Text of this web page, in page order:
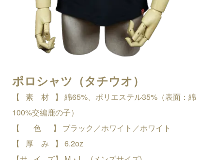
ポロシャツ（タチウオ）
【 素 材 】 綿65%、ポリエステル35%（表面：綿
100%交編鹿の子）
【 色 】 ブラック／ホワイト／ホワイト
【 厚 み 】 6.2oz